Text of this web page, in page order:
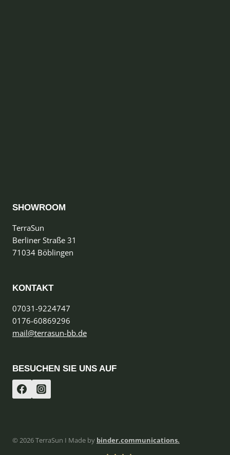
SHOWROOM
TerraSun
Berliner Straße 31
71034 Böblingen
KONTAKT
07031-9224747
0176-60869296
mail@terrasun-bb.de
BESUCHEN SIE UNS AUF
© 2026 TerraSun I Made by binder.communications.